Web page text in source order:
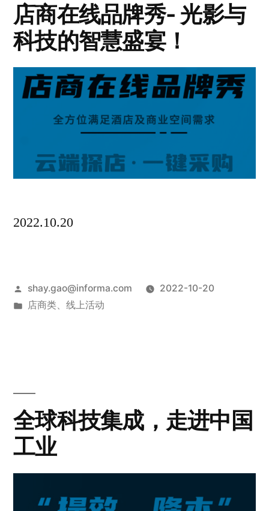
店商在线品牌秀- 光影与
科技的智慧盛宴！
2022.10.20
shay.gao@informa.com
2022-10-20
店商类、 线上活动
全球科技集成，走进中国
工业